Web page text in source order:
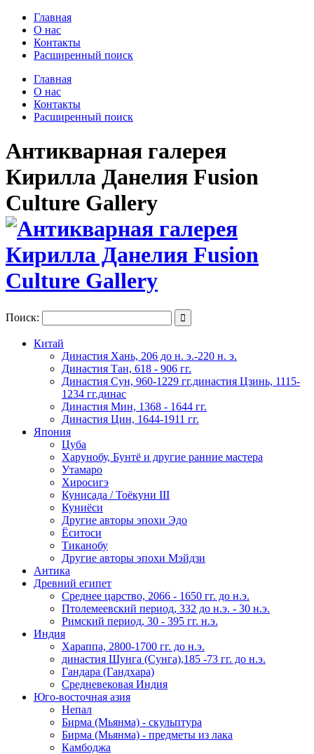
Главная
О нас
Контакты
Расширенный поиск
Главная
О нас
Контакты
Расширенный поиск
Антикварная галерея
Кирилла Данелия Fusion
Culture Gallery
Поиск: 
Китай
Династия Хань, 206 до н. э.-220 н. э.
Династия Тан, 618 - 906 гг.
Династия Сун, 960-1229 гг.династия Цзинь, 1115-
1234 гг.динас
Династия Мин, 1368 - 1644 гг.
Династия Цин, 1644-1911 гг.
Япония
Цуба
Харунобу, Бунтё и другие ранние мастера
Утамаро
Хиросигэ
Кунисада / Тоёкуни III
Куниёси
Другие авторы эпохи Эдо
Ёситоси
Тиканобу
Другие авторы эпохи Мэйдзи
Антика
Древний египет
Среднее царство, 2066 - 1650 гг. до н.э.
Птолемеевский период, 332 до н.э. - 30 н.э.
Римский период, 30 - 395 гг. н.э.
Индия
Хараппа, 2800-1700 гг. до н.э.
династия Шунга (Сунга),185 -73 гг. до н.э.
Гандара (Гандхара)
Средневековая Индия
Юго-восточная азия
Непал
Бирма (Мьянма) - скульптура
Бирма (Мьянма) - предметы из лака
Камбоджа